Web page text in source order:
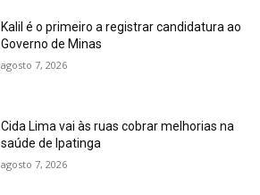
Kalil é o primeiro a registrar candidatura ao
Governo de Minas
agosto 7, 2026
Cida Lima vai às ruas cobrar melhorias na
saúde de Ipatinga
agosto 7, 2026